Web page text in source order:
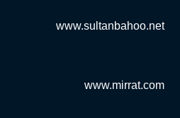
www.sultanbahoo.net
www.mirrat.com